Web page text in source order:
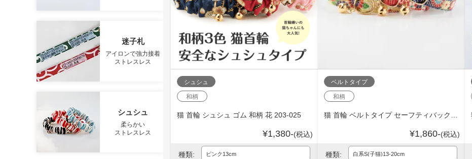
迷子札
アイロンで強力接着
ストレスレス
シュシュ
柔らかい
ストレスレス
シュシュ
和柄
猫 首輪 シュシュ ゴム 和柄 花 203-025
¥1,380-(税込)
種類:
ベルトタイプ
和柄
¥1,860-(税込)
種類: